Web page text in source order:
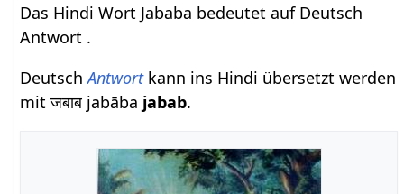
Das Hindi Wort Jababa bedeutet auf Deutsch
Antwort .
DeutschAntwortkann ins Hindi übersetzt werden
mit जबाब jabāba jabab.